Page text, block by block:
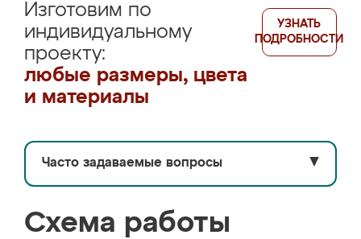
Изготовим по
индивидуальному
проекту:
любые размеры, цвета
и материалы
УЗНАТЬ
ПОДРОБНОСТИ
Часто задаваемые вопросы ▼
Схема работы